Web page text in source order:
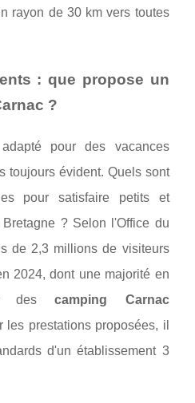
rayon de 30 km vers toutes
: que propose un
?
pour des vacances
toujours évident. Quels sont
pour satisfaire petits et
? Selon l'Office du
de 2,3 millions de visiteurs
2024, dont une majorité en
descamping Carnac
les prestations proposées, il
d'un établissement 3